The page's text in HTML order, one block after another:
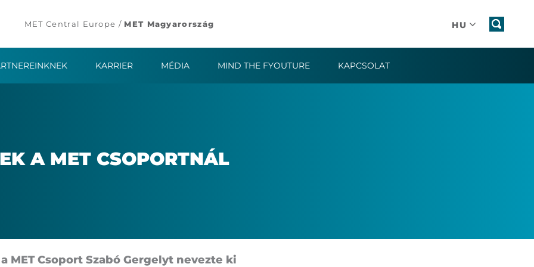
MET Central Europe / MET Magyarország HU
KARRIER MÉDIA MIND THE FYOUTURE KAPCSOLAT
A MET CSO­PORT­NÁL
MET Cso­port Sza­bó Ger­gelyt ne­vez­te ki